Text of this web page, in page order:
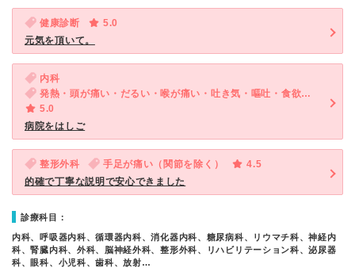
健康診断
5.0
元気を頂いて。
内科
発熱・頭が痛い・だるい・喉が痛い・吐き気・嘔吐・食欲不振・体調不良
5.0
病院をはしご
整形外科 手足が痛い（関節を除く）
4.5
的確で丁寧な説明で安心できました
診療科目：
内科、呼吸器内科、循環器内科、消化器内科、糖尿病科、リウマチ科、神経内
科、腎臓内科、外科、脳神経外科、整形外科、リハビリテーション科、泌尿器
科、眼科、小児科、歯科、放射…